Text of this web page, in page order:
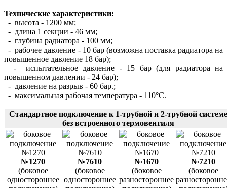
Технические характеристики:
- высота - 1200 мм;
- длина 1 секции - 46 мм;
- глубина радиатора - 100 мм;
- рабочее давление - 10 бар (возможна поставка радиатора на
повышенное давление 18 бар);
- испытательное давление - 15 бар (для радиатора на
повышенном давлении - 24 бар);
- давление на разрыв - 60 бар.;
- максимальная рабочая температура - 110°С.
Стандартное подключение к 1-трубной и 2-трубной системе
без встроенного термовентиля
№1270
(боковое
одностороннее
№7610
(боковое
одностороннее
№1670
(боковое
разностороннее
№7210
(боковое